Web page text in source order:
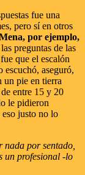
fue una
pero sí en otros
por ejemplo,
preguntas de las
que el escalón
aseguró,
un pie en tierra
entre 15 y 20
le pidieron
justo no lo
nada por sentado,
un profesional -lo